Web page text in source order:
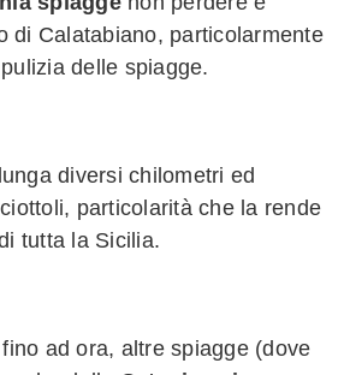
di Calatabiano, particolarmente
delle spiagge.
diversi chilometri ed
particolarità che la rende
tutta la Sicilia.
ad ora, altre spiagge (dove